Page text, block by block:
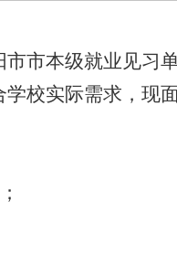
市本级就业见习
校实际需求，现